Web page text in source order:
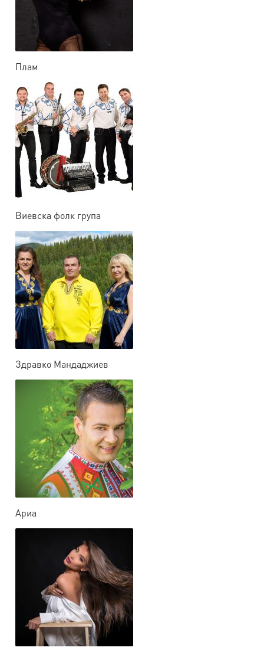
Плам
Виевска фолк група
Здравко Мандаджиев
Ариа